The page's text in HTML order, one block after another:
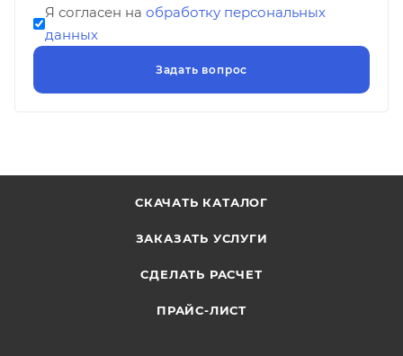
Я согласен на обработку персональных
данных
СКАЧАТЬ КАТАЛОГ
ЗАКАЗАТЬ УСЛУГИ
СДЕЛАТЬ РАСЧЕТ
ПРАЙС-ЛИСТ